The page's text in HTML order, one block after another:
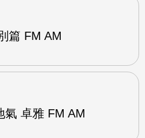
篇 FM AM
氣 卓雅 FM AM